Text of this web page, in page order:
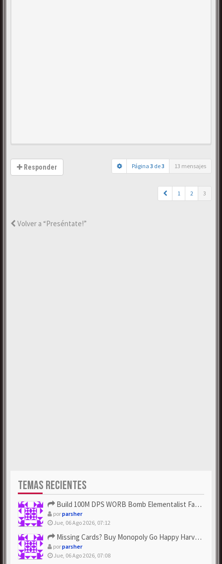
Responder Página 3 de3 13 mensajes
1 2 3
Volver a “Preséntate!”
TEMAS RECIENTES
Build 100M DPS WORB Bomb Elementalist Fast - Grab POE Curren...
porparsher
Jue, 06 Ago 2026, 07:12
Missing Cards? Buy Monopoly Go Happy Harvest with Looney Tun...
porparsher
Jue, 06 Ago 2026, 07:08